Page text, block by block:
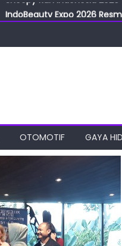
IndoBeauty Expo 2026
Menteri Perindustrian
Snoopy Run Indonesia
OTOMOTIF GAYA